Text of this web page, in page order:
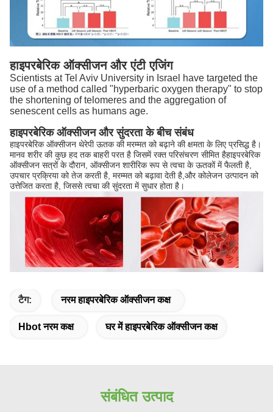
हाइपरबेरिक ऑक्सीजन और एंटी एजिंग
Scientists at Tel Aviv University in Israel have targeted the
use of a method called "hyperbaric oxygen therapy" to stop
the shortening of telomeres and the aggregation of
senescent cells as humans age.
हाइपरबेरिक ऑक्सीजन और सुंदरता के बीच संबंध
हाइपरबेरिक ऑक्सीजन थेरेपी ऊतक की मरम्मत को बढ़ाने की क्षमता के लिए प्रसिद्ध है।
मानव शरीर की कुछ हद तक बाहरी परत है जिसमें रक्त परिसंचरण सीमित हैहाइपरबेरिक
ऑक्सीजन सत्रों के दौरान, ऑक्सीजन शारीरिक रूप से त्वचा के ऊतकों में फैलती है,
उपचार प्रक्रिया को तेज करती है, मरम्मत को बढ़ावा देती है,और कोलेजन उत्पादन को
उत्तेजित करता है, जिससे त्वचा की सुंदरता में सुधार होता है।
टैग: नरम हाइपरबेरिक ऑक्सीजन कक्ष
Hbot नरम कक्ष घर में हाइपरबेरिक ऑक्सीजन कक्ष
संबंधित उत्पाद